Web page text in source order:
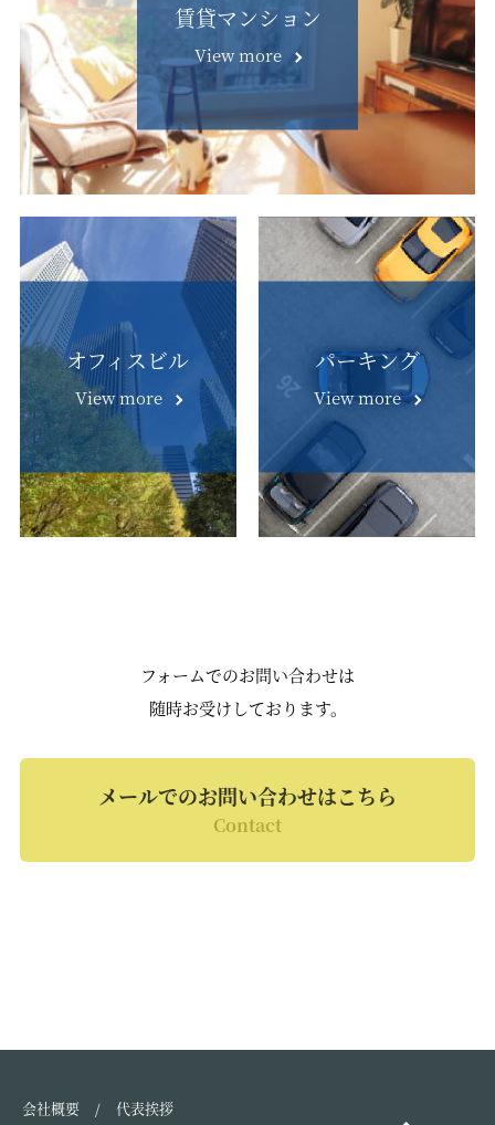
賃貸マンション
View more
オフィスビル
View more
パーキング
View more
フォームでのお問い合わせは
随時お受けしております。
メールでのお問い合わせはこちら
Contact
会社概要 代表挨拶